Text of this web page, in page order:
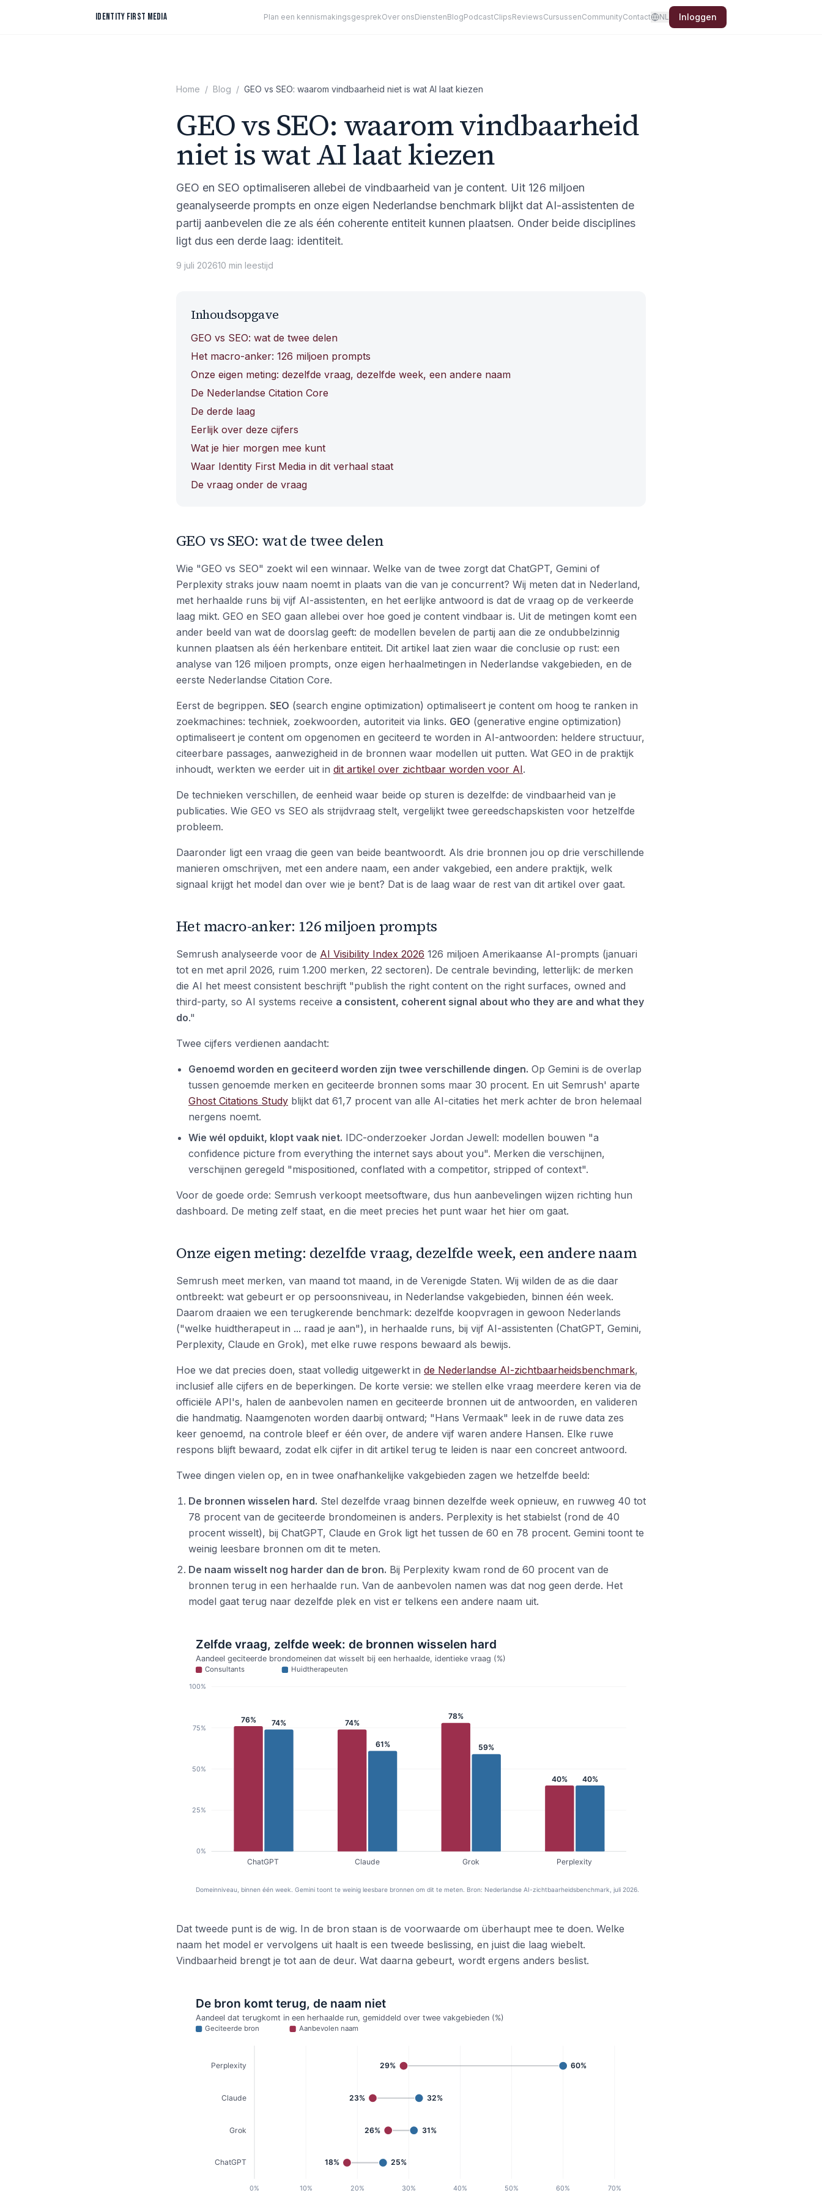
IDENTITY FIRST MEDIA Plan een kennismakingsgesprekOver onsDienstenBlogPodcastClipsReviewsCursussenCommunityContact NL Inloggen
Home / Blog / GEO vs SEO: waarom vindbaarheid niet is wat AI laat kiezen
GEO vs SEO: waarom vindbaarheid
niet is wat AI laat kiezen
GEO en SEO optimaliseren allebei de vindbaarheid van je content. Uit 126 miljoen
geanalyseerde prompts en onze eigen Nederlandse benchmark blijkt dat AI-assistenten de
partij aanbevelen die ze als één coherente entiteit kunnen plaatsen. Onder beide disciplines
ligt dus een derde laag: identiteit.
9 juli 202610 min leestijd
Inhoudsopgave
GEO vs SEO: wat de twee delen
Het macro-anker: 126 miljoen prompts
Onze eigen meting: dezelfde vraag, dezelfde week, een andere naam
De Nederlandse Citation Core
De derde laag
Eerlijk over deze cijfers
Wat je hier morgen mee kunt
Waar Identity First Media in dit verhaal staat
De vraag onder de vraag
GEO vs SEO: wat de twee delen
Wie "GEO vs SEO" zoekt wil een winnaar. Welke van de twee zorgt dat ChatGPT, Gemini of
Perplexity straks jouw naam noemt in plaats van die van je concurrent? Wij meten dat in Nederland,
met herhaalde runs bij vijf AI-assistenten, en het eerlijke antwoord is dat de vraag op de verkeerde
laag mikt. GEO en SEO gaan allebei over hoe goed je content vindbaar is. Uit de metingen komt een
ander beeld van wat de doorslag geeft: de modellen bevelen de partij aan die ze ondubbelzinnig
kunnen plaatsen als één herkenbare entiteit. Dit artikel laat zien waar die conclusie op rust: een
analyse van 126 miljoen prompts, onze eigen herhaalmetingen in Nederlandse vakgebieden, en de
eerste Nederlandse Citation Core.
Eerst de begrippen. SEO (search engine optimization) optimaliseert je content om hoog te ranken in
zoekmachines: techniek, zoekwoorden, autoriteit via links. GEO (generative engine optimization)
optimaliseert je content om opgenomen en geciteerd te worden in AI-antwoorden: heldere structuur,
citeerbare passages, aanwezigheid in de bronnen waar modellen uit putten. Wat GEO in de praktijk
inhoudt, werkten we eerder uit in dit artikel over zichtbaar worden voor AI.
De technieken verschillen, de eenheid waar beide op sturen is dezelfde: de vindbaarheid van je
publicaties. Wie GEO vs SEO als strijdvraag stelt, vergelijkt twee gereedschapskisten voor hetzelfde
probleem.
Daaronder ligt een vraag die geen van beide beantwoordt. Als drie bronnen jou op drie verschillende
manieren omschrijven, met een andere naam, een ander vakgebied, een andere praktijk, welk
signaal krijgt het model dan over wie je bent? Dat is de laag waar de rest van dit artikel over gaat.
Het macro-anker: 126 miljoen prompts
Semrush analyseerde voor de AI Visibility Index 2026 126 miljoen Amerikaanse AI-prompts (januari
tot en met april 2026, ruim 1.200 merken, 22 sectoren). De centrale bevinding, letterlijk: de merken
die AI het meest consistent beschrijft "publish the right content on the right surfaces, owned and
third-party, so AI systems receive a consistent, coherent signal about who they are and what they
do."
Twee cijfers verdienen aandacht:
Genoemd worden en geciteerd worden zijn twee verschillende dingen. Op Gemini is de overlap
tussen genoemde merken en geciteerde bronnen soms maar 30 procent. En uit Semrush' aparte
Ghost Citations Study blijkt dat 61,7 procent van alle AI-citaties het merk achter de bron helemaal
nergens noemt.
Wie wél opduikt, klopt vaak niet. IDC-onderzoeker Jordan Jewell: modellen bouwen "a
confidence picture from everything the internet says about you". Merken die verschijnen,
verschijnen geregeld "mispositioned, conflated with a competitor, stripped of context".
Voor de goede orde: Semrush verkoopt meetsoftware, dus hun aanbevelingen wijzen richting hun
dashboard. De meting zelf staat, en die meet precies het punt waar het hier om gaat.
Onze eigen meting: dezelfde vraag, dezelfde week, een andere naam
Semrush meet merken, van maand tot maand, in de Verenigde Staten. Wij wilden de as die daar
ontbreekt: wat gebeurt er op persoonsniveau, in Nederlandse vakgebieden, binnen één week.
Daarom draaien we een terugkerende benchmark: dezelfde koopvragen in gewoon Nederlands
("welke huidtherapeut in ... raad je aan"), in herhaalde runs, bij vijf AI-assistenten (ChatGPT, Gemini,
Perplexity, Claude en Grok), met elke ruwe respons bewaard als bewijs.
Hoe we dat precies doen, staat volledig uitgewerkt in de Nederlandse AI-zichtbaarheidsbenchmark,
inclusief alle cijfers en de beperkingen. De korte versie: we stellen elke vraag meerdere keren via de
officiële API's, halen de aanbevolen namen en geciteerde bronnen uit de antwoorden, en valideren
die handmatig. Naamgenoten worden daarbij ontward; "Hans Vermaak" leek in de ruwe data zes
keer genoemd, na controle bleef er één over, de andere vijf waren andere Hansen. Elke ruwe
respons blijft bewaard, zodat elk cijfer in dit artikel terug te leiden is naar een concreet antwoord.
Twee dingen vielen op, en in twee onafhankelijke vakgebieden zagen we hetzelfde beeld:
De bronnen wisselen hard. Stel dezelfde vraag binnen dezelfde week opnieuw, en ruwweg 40 tot
78 procent van de geciteerde brondomeinen is anders. Perplexity is het stabielst (rond de 40
procent wisselt), bij ChatGPT, Claude en Grok ligt het tussen de 60 en 78 procent. Gemini toont te
weinig leesbare bronnen om dit te meten.
De naam wisselt nog harder dan de bron. Bij Perplexity kwam rond de 60 procent van de
bronnen terug in een herhaalde run. Van de aanbevolen namen was dat nog geen derde. Het
model gaat terug naar dezelfde plek en vist er telkens een andere naam uit.
Dat tweede punt is de wig. In de bron staan is de voorwaarde om überhaupt mee te doen. Welke
naam het model er vervolgens uit haalt is een tweede beslissing, en juist die laag wiebelt.
Vindbaarheid brengt je tot aan de deur. Wat daarna gebeurt, wordt ergens anders beslist.